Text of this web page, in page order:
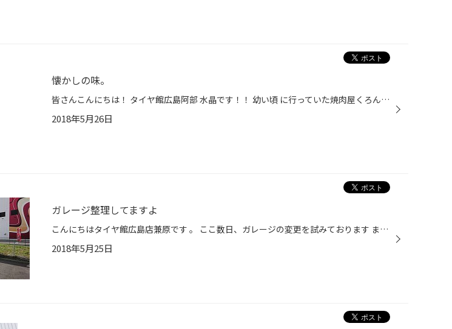
懐かしの味。
皆さんこんにちは！ タイヤ館広島阿部 水晶です！！ 幼い頃 に行っていた焼肉屋くろんぼ 懐かしい味を堪能しました！！！！
2018年5月26日
ガレージ整理してますよ
こんにちはタイヤ館広島店兼原です 。 ここ数日、ガレージの変更を試みております まだまだ完成じゃないですが、お見せできる程度にはなりましたので、お披露目しちゃいます タイヤ館広島店よろしくお願いします‼️
2018年5月25日